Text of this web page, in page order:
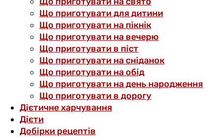
Що приготувати для дитини
Що приготувати на пікнік
Що приготувати на вечерю
Що приготувати в піст
Що приготувати на сніданок
Що приготувати на обід
Що приготувати на день народження
Що приготувати в дорогу
Дієтичне харчування
Дієти
Добірки рецептів